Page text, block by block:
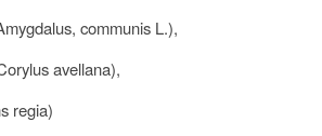
communis L.),
avellana),